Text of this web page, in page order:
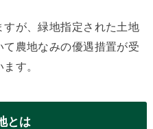
が、緑地指定された土地
農地なみの優遇措置が受
す。
とは